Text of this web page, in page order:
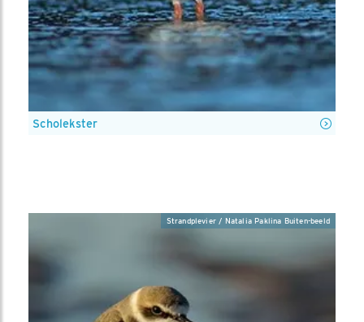
Scholekster
Strandplevier / Natalia Paklina Buiten-beeld